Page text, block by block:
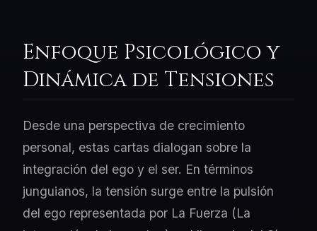
Enfoque Psicológico y
Dinámica de Tensiones
Desde una perspectiva de crecimiento
personal, estas cartas dialogan sobre la
integración del ego y el ser. En términos
junguianos, la tensión surge entre la pulsión
del ego representada por La Fuerza (La